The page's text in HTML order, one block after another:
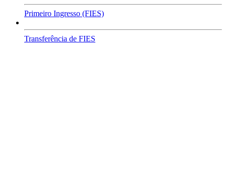
Primeiro Ingresso (FIES)
Transferência de FIES